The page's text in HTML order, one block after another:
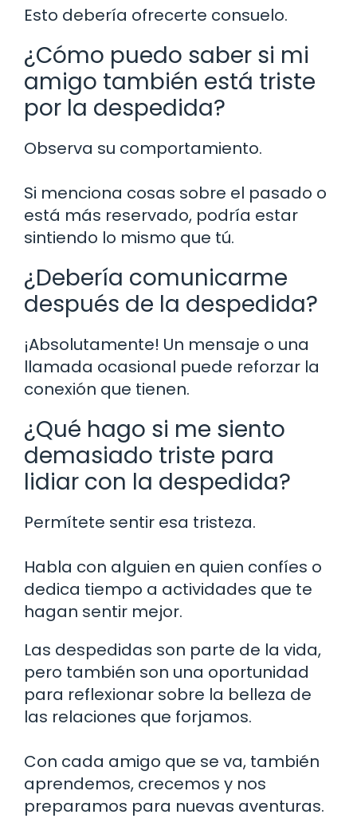
Esto debería ofrecerte consuelo.
¿Cómo puedo saber si mi
amigo también está triste
por la despedida?
Observa su comportamiento.
Si menciona cosas sobre el pasado o
está más reservado, podría estar
sintiendo lo mismo que tú.
¿Debería comunicarme
después de la despedida?
¡Absolutamente! Un mensaje o una
llamada ocasional puede reforzar la
conexión que tienen.
¿Qué hago si me siento
demasiado triste para
lidiar con la despedida?
Permítete sentir esa tristeza.
Habla con alguien en quien confíes o
dedica tiempo a actividades que te
hagan sentir mejor.
Las despedidas son parte de la vida,
pero también son una oportunidad
para reflexionar sobre la belleza de
las relaciones que forjamos.
Con cada amigo que se va, también
aprendemos, crecemos y nos
preparamos para nuevas aventuras.